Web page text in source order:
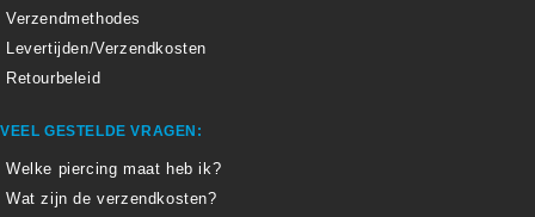
Verzendmethodes
Levertijden/Verzendkosten
Retourbeleid
VEEL GESTELDE VRAGEN:
Welke piercing maat heb ik?
Wat zijn de verzendkosten?